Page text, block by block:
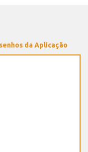
da Aplicação